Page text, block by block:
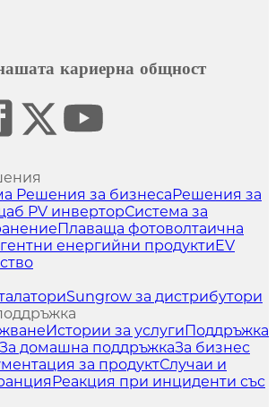
кариерна общност
Решения за бизнесаРешения за
PV инверторСистема за
Плаваща фотоволтаична
енергийни продуктиEV
Sungrow за дистрибутори
Истории за услугиПоддръжка
За домашна поддръжкаЗа бизнес
за продуктСлучаи и
Реакция при инциденти със